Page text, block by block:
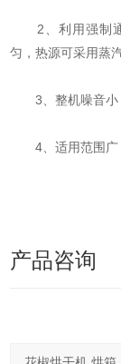
2、利用强制通
匀，热源可采用蒸
3、整机噪音小，
4、适用范围广，
产品咨询